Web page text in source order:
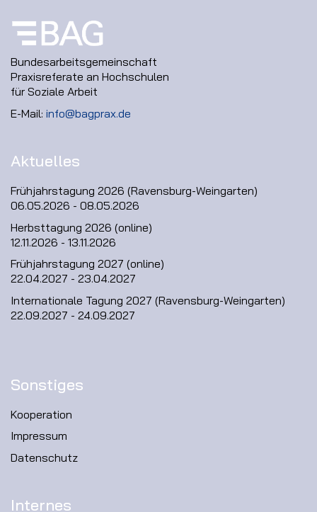
Bundesarbeitsgemeinschaft
Praxisreferate an Hochschulen
für Soziale Arbeit
E-Mail: info@bagprax.de
Aktuelles
Frühjahrstagung 2026 (Ravensburg-Weingarten)
06.05.2026 - 08.05.2026
Herbsttagung 2026 (online)
12.11.2026 - 13.11.2026
Frühjahrstagung 2027 (online)
22.04.2027 - 23.04.2027
Internationale Tagung 2027 (Ravensburg-Weingarten)
22.09.2027 - 24.09.2027
Sonstiges
Kooperation
Impressum
Datenschutz
Internes